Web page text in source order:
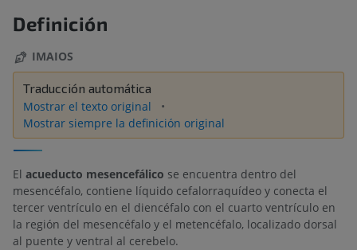
Definición
IMAIOS
Traducción automática
Mostrar el texto original
Mostrar siempre la definición original
El acueducto mesencefálico se encuentra dentro del
mesencéfalo, contiene líquido cefalorraquídeo y conecta el
tercer ventrículo en el diencéfalo con el cuarto ventrículo en
la región del mesencéfalo y el metencéfalo, localizado dorsal
al puente y ventral al cerebelo.